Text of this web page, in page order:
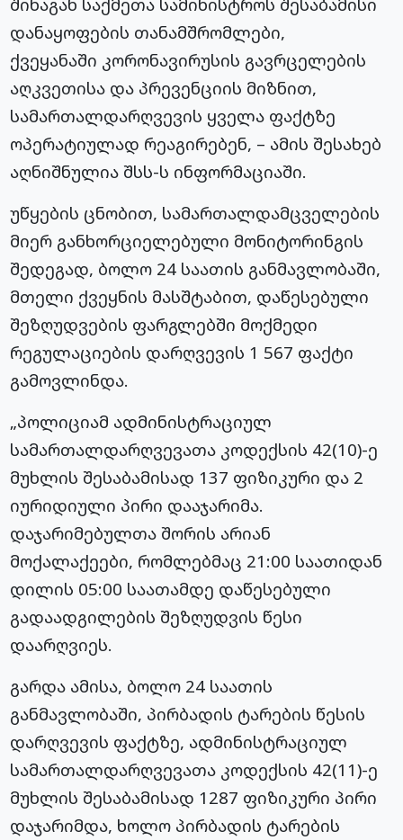
დანაყოფების თანამშრომლები,
ქვეყანაში კორონავირუსის გავრცელების
აღკვეთისა და პრევენციის მიზნით,
სამართალდარღვევის ყველა ფაქტზე
ოპერატიულად რეაგირებენ, – ამის შესახებ
აღნიშნულია შსს-ს ინფორმაციაში.
უწყების ცნობით, სამართალდამცველების
მიერ განხორციელებული მონიტორინგის
შედეგად, ბოლო 24 საათის განმავლობაში,
მთელი ქვეყნის მასშტაბით, დაწესებული
შეზღუდვების ფარგლებში მოქმედი
რეგულაციების დარღვევის 1 567 ფაქტი
გამოვლინდა.
„პოლიციამ ადმინისტრაციულ
სამართალდარღვევათა კოდექსის 42(10)-ე
მუხლის შესაბამისად 137 ფიზიკური და 2
იურიდიული პირი დააჯარიმა.
დაჯარიმებულთა შორის არიან
მოქალაქეები, რომლებმაც 21:00 საათიდან
დილის 05:00 საათამდე დაწესებული
გადაადგილების შეზღუდვის წესი
დაარღვიეს.
გარდა ამისა, ბოლო 24 საათის
განმავლობაში, პირბადის ტარების წესის
დარღვევის ფაქტზე, ადმინისტრაციულ
სამართალდარღვევათა კოდექსის 42(11)-ე
მუხლის შესაბამისად 1287 ფიზიკური პირი
დაჯარიმდა, ხოლო პირბადის ტარების